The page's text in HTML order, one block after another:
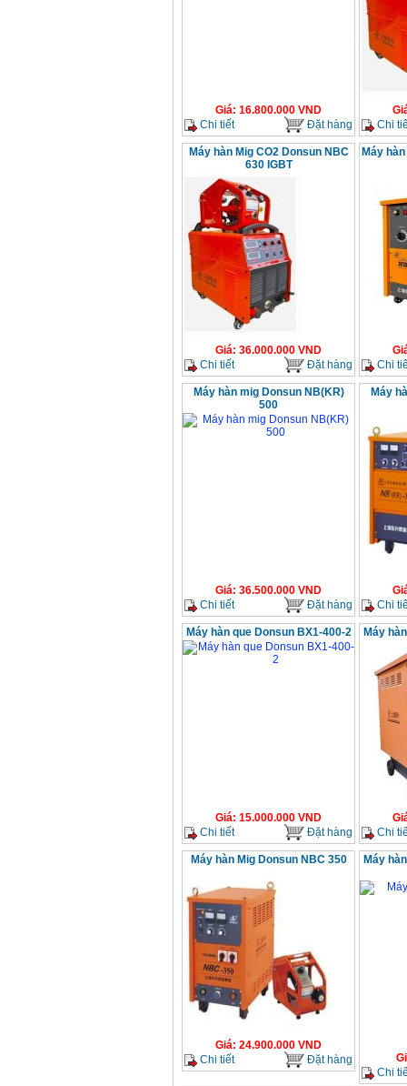
Giá: 16.800.000 VND
Chi tiết
Đặt hàng
Chi
Máy hàn Mig CO2 Donsun NBC
630 IGBT
Giá: 36.000.000 VND
Chi tiết
Đặt hàng
Máy
Chi
Máy hàn mig Donsun NB(KR)
500
Giá: 36.500.000 VND
Chi tiết
Đặt hàng
Máy
Chi
Máy hàn que Donsun BX1-400-2
Giá: 15.000.000 VND
Chi tiết
Đặt hàng
Máy
Chi
Máy hàn Mig Donsun NBC 350
Giá: 24.900.000 VND
Chi tiết
Đặt hàng
Máy
Chi